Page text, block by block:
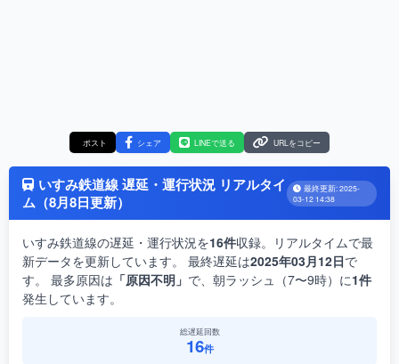
ポスト シェア LINEで送る URLをコピー
いすみ鉄道線 遅延・運行状況 リアルタイ
ム（8月8日更新）
最終更新: 2025-
03-12 14:38
いすみ鉄道線の遅延・運行状況を16件収録。リアルタイムで最
新データを更新しています。 最終遅延は2025年03月12日で
す。 最多原因は 「原因不明」 で、朝ラッシュ（7〜9時）に1件
発生しています。
総遅延回数
16件